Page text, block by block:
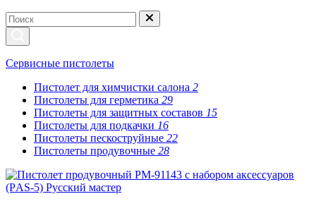
Сервисные пистолеты
Пистолет для химчистки салона 2
Пистолеты для герметика 29
Пистолеты для защитных составов 15
Пистолеты для подкачки 16
Пистолеты пескоструйные 22
Пистолеты продувочные 28